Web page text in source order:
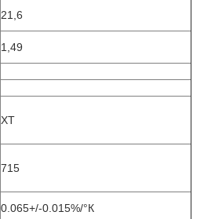
21,6
1,49
ХТ
715
0.065+/-0.015%/°К